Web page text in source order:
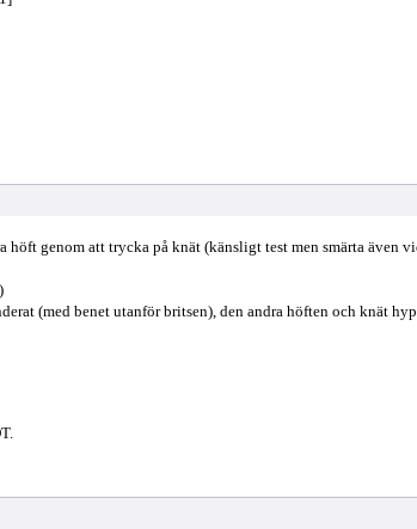
genom att trycka på knät (känsligt test men smärta även
(med benet utanför britsen), den andra höften och knät